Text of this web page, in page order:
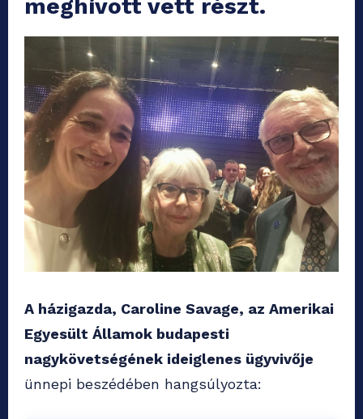
meghívott vett részt.
A házigazda, Caroline Savage, az Amerikai
Egyesült Államok budapesti
nagykövetségének ideiglenes ügyvivője
ünnepi beszédében hangsúlyozta: